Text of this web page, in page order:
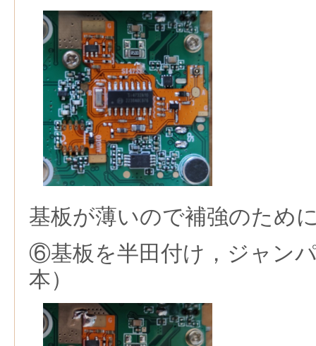
基板が薄いので補強のため
⑥基板を半田付け，ジャン
本）